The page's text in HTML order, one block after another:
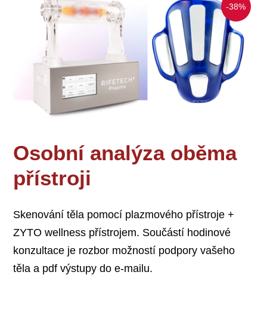
-38%
Osobní analýza oběma
přístroji
Skenování těla pomocí plazmového přístroje +
ZYTO wellness přístrojem. Součástí hodinové
konzultace je rozbor možností podpory vašeho
těla a pdf výstupy do e-mailu.